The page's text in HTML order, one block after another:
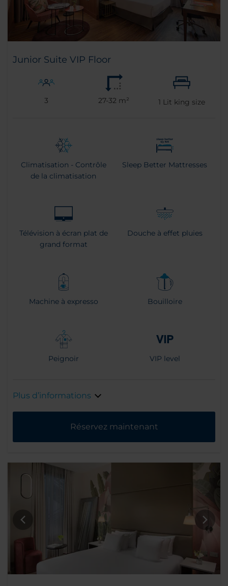
Junior Suite VIP Floor
3 27-32 m² 1 Lit king size
Climatisation - Contrôle
de la climatisation
Sleep Better Mattresses
Télévision à écran plat de
grand format
Douche à effet pluies
Machine à expresso Bouilloire
Peignoir VIP level
Plus d’informations
Réservez maintenant